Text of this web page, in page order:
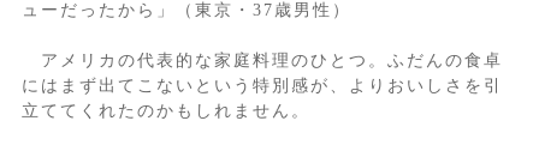
ューだったから」（東京・37歳男性）
アメリカの代表的な家庭料理のひとつ。ふだんの食卓
にはまず出てこないという特別感が、よりおいしさを引
立ててくれたのかもしれません。